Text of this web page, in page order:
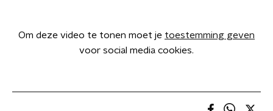
Om deze video te tonen moet je toestemming geven
voor social media cookies.